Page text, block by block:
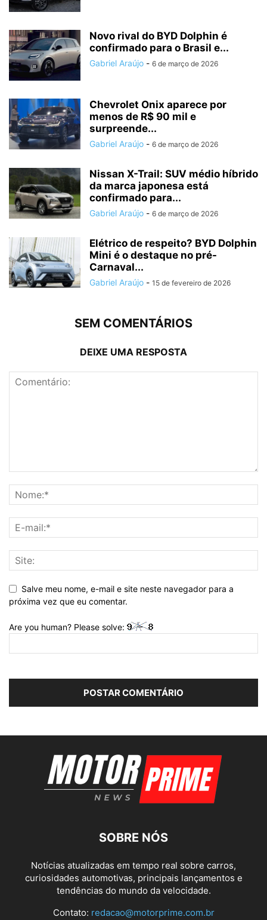
Novo rival do BYD Dolphin é
confirmado para o Brasil e...
Gabriel Araújo - 6 de março de 2026
Chevrolet Onix aparece por
menos de R$ 90 mil e
surpreende...
Gabriel Araújo - 6 de março de 2026
Nissan X-Trail: SUV médio híbrido
da marca japonesa está
confirmado para...
Gabriel Araújo - 6 de março de 2026
Elétrico de respeito? BYD Dolphin
Mini é o destaque no pré-
Carnaval...
Gabriel Araújo - 15 de fevereiro de 2026
SEM COMENTÁRIOS
DEIXE UMA RESPOSTA
Salve meu nome, e-mail e site neste navegador para a
próxima vez que eu comentar.
Are you human? Please solve:
SOBRE NÓS
Notícias atualizadas em tempo real sobre carros,
curiosidades automotivas, principais lançamentos e
tendências do mundo da velocidade.
Contato: redacao@motorprime.com.br